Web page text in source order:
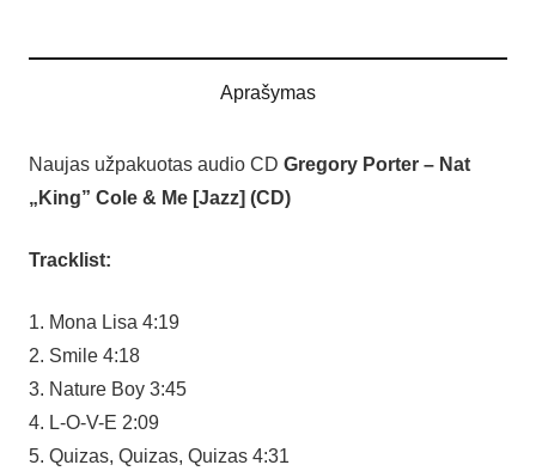
Aprašymas
Naujas užpakuotas audio CD Gregory Porter – Nat
„King” Cole & Me [Jazz] (CD)
Tracklist:
1. Mona Lisa 4:19
2. Smile 4:18
3. Nature Boy 3:45
4. L-O-V-E 2:09
5. Quizas, Quizas, Quizas 4:31